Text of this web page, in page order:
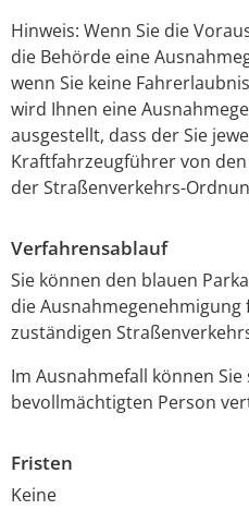
Hinweis: Wenn Sie die
die Behörde eine
wenn Sie keine
wird Ihnen eine
ausgestellt, dass der Sie
Kraftfahrzeugführer von
der Straßenverkehrs-
Verfahrensablauf
Sie können den blauen
die
zuständigen
Im Ausnahmefall können
bevollmächtigten Person
Fristen
Keine